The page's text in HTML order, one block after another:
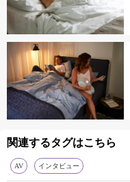
関連するタグはこちら
AV インタビュー